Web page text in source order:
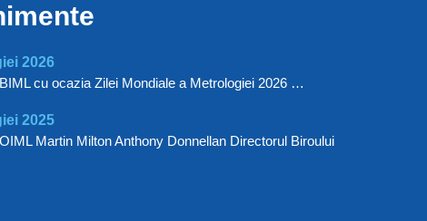
2026
cu ocazia Zilei Mondiale a Metrologiei 2026 …
2025
Martin Milton Anthony Donnellan Directorul Biroului